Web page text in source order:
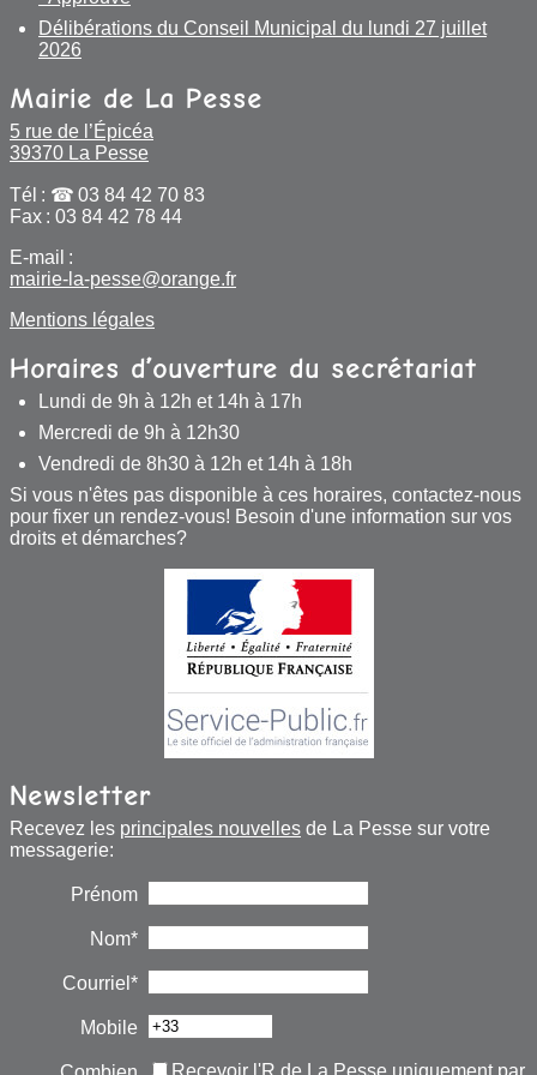
Actualités
Actualités Commune de La Pesse
L’R de la Pesse
Agenda
Actualités Communauté de communes Haut-
Jura Saint Claude
Jura
Actualités État (Préfecture, Trésor public, etc.)
Actualités communes voisines
Newsletter
Délibérations du Conseil Municipal du lundi 27 juillet
2026
Mairie de La Pesse
5 rue de l’Épicéa
39370 La Pesse
Tél :
03 84 42 70 83
Fax : 03 84 42 78 44
E-mail :
mairie-la-pesse@orange.fr
Mentions légales
Horaires d’ouverture du secrétariat
Lundi de 9h à 12h et 14h à 17h
Mercredi de 9h à 12h30
Vendredi de 8h30 à 12h et 14h à 18h
Si vous n'êtes pas disponible à ces horaires, contactez-nous
pour fixer un rendez-vous! Besoin d'une information sur vos
droits et démarches?
Newsletter
Recevez les principales nouvelles de La Pesse sur votre
messagerie:
Prénom
Nom*
Courriel*
Mobile
Recevoir l'R de La Pesse uniquement par